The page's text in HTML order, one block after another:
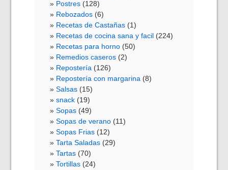
Postres (128)
Rebozados (6)
Recetas de Castañas (1)
Recetas de cocina sana y facil (224)
Recetas para horno (50)
Remedios caseros (2)
Repostería (126)
Repostería con margarina (8)
Salsas (15)
snack (19)
Sopas (49)
Sopas de verano (11)
Sopas Frias (12)
Tarta Saladas (29)
Tartas (70)
Tortillas (24)